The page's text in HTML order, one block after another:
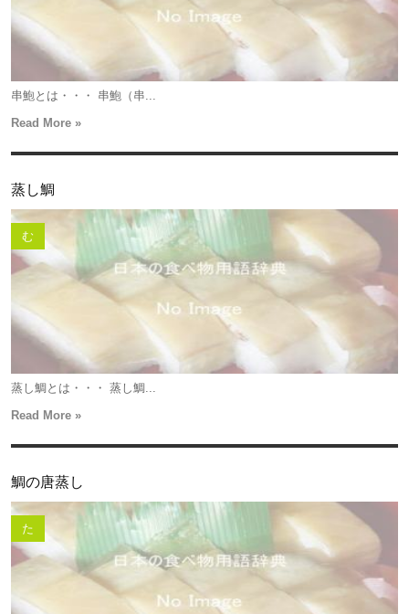
串鮑とは・・・ 串鮑（串...
Read More »
蒸し鯛
む
蒸し鯛とは・・・ 蒸し鯛...
Read More »
鯛の唐蒸し
た